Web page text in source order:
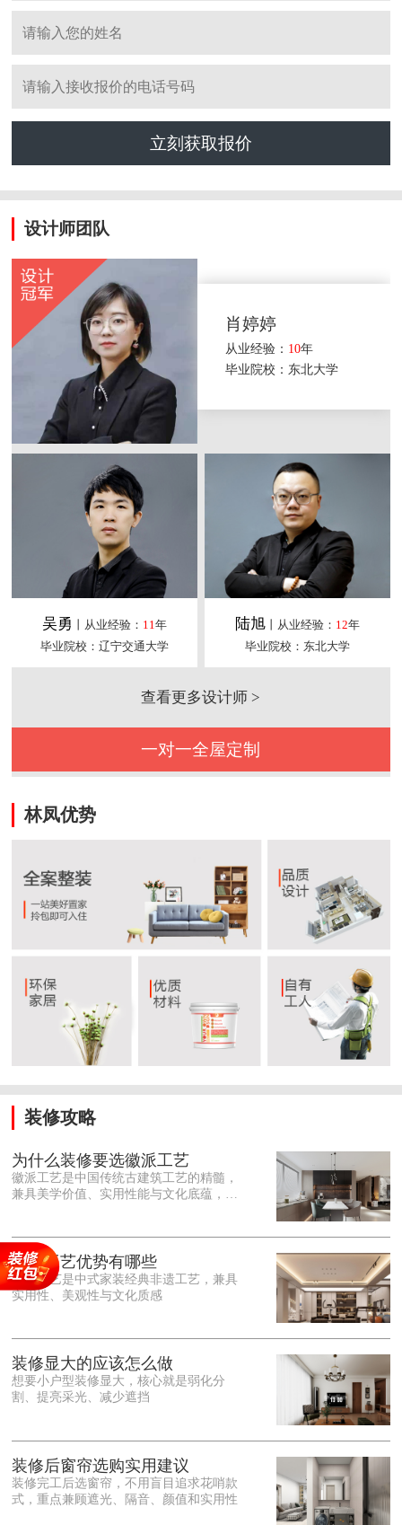
立刻获取报价
设计师团队
肖婷婷
从业经验： 10年
毕业院校：东北大学
吴勇 丨从业经验： 11年
毕业院校：辽宁交通大学
陆旭丨从业经验： 12年
毕业院校：东北大学
查看更多设计师 >
一对一全屋定制
林凤优势
装修攻略
为什么装修要选徽派工艺
徽派工艺是中国传统古建筑工艺的精髓，
兼具美学价值、实用性能与文化底蕴，优
雕细琢的砖、木、石雕为特色，线条古朴
大气，意境悠远，自带东方中式雅致韵
味，耐看且不易过时。<o:p></o:p> 在工
艺品质上，徽派工艺遵循古法匠心工序，
保耐用，抗风化、耐腐蚀，使用
徽派工艺优势有哪些
徽派工艺是中式家装经典非遗工艺，兼具
实用性、美观性与文化质感
装修显大的应该怎么做
想要小户型装修显大，核心就是弱化分
割、提亮采光、减少遮挡
装修后窗帘选购实用建议
装修完工后选窗帘，不用盲目追求花哨款
式，重点兼顾遮光、隔音、颜值和实用性